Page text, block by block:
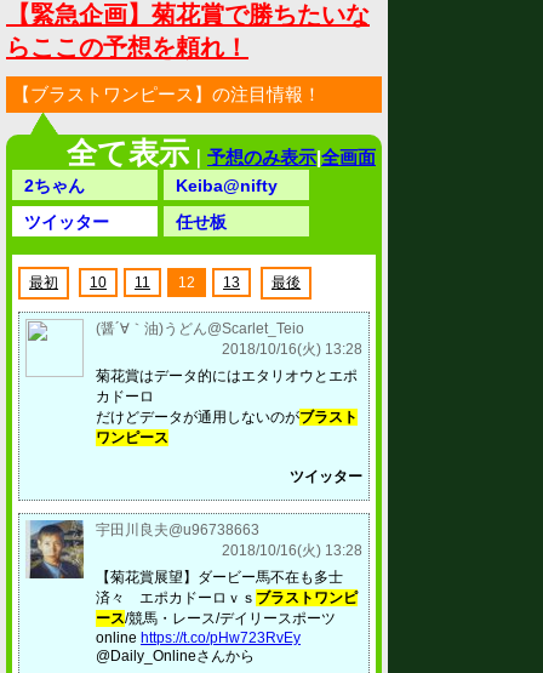
【緊急企画】菊花賞で勝ちたいな
らここの予想を頼れ！
【ブラストワンピース】の注目情報！
全て表示 ｜ 予想のみ表示|全画面
2ちゃん
Keiba@nifty
ツイッター
任せ板
最初 10 11 12 13 最後
(醤´∀｀油)うどん@Scarlet_Teio
2018/10/16(火) 13:28
菊花賞はデータ的にはエタリオウとエポ
カドーロ
だけどデータが通用しないのがブラスト
ワンピース
ツイッター
宇田川良夫@u96738663
2018/10/16(火) 13:28
【菊花賞展望】ダービー馬不在も多士
済々 エポカドーロｖｓ ブラストワンピ
ース/競馬・レース/デイリースポーツ
online https://t.co/pHw723RvEy
@Daily_Onlineさんから